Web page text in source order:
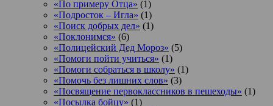
«По примеру Отца» (1)
«Подросток ‒ Игла» (1)
«Поиск добрых дел» (1)
«Поклонимся» (6)
«Полицейский Дед Мороз» (5)
«Помоги пойти учиться» (1)
«Помоги собраться в школу» (1)
«Помочь без лишних слов» (3)
«Посвящение первоклассников в пешеходы» (1)
«Посылка бойцу» (1)